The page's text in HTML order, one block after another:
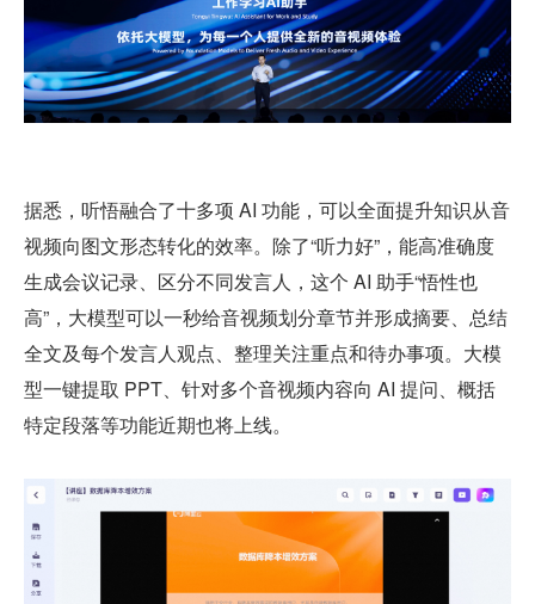
据悉，听悟融合了十多项 AI 功能，可以全面提升知识从音
视频向图文形态转化的效率。除了“听力好”，能高准确度
生成会议记录、区分不同发言人，这个 AI 助手“悟性也
高”，大模型可以一秒给音视频划分章节并形成摘要、总结
全文及每个发言人观点、整理关注重点和待办事项。大模
型一键提取 PPT、针对多个音视频内容向 AI 提问、概括
特定段落等功能近期也将上线。